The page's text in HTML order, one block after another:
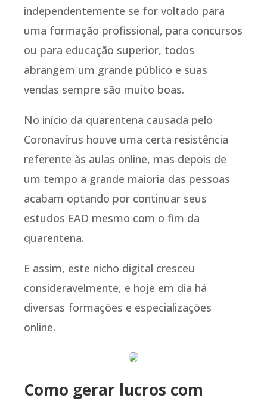
independentemente se for voltado para
uma formação profissional, para concursos
ou para educação superior, todos
abrangem um grande público e suas
vendas sempre são muito boas.
No início da quarentena causada pelo
Coronavírus houve uma certa resistência
referente às aulas online, mas depois de
um tempo a grande maioria das pessoas
acabam optando por continuar seus
estudos EAD mesmo com o fim da
quarentena.
E assim, este nicho digital cresceu
consideravelmente, e hoje em dia há
diversas formações e especializações
online.
Como gerar lucros com